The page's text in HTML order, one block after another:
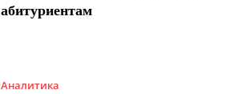
абитуриентам
Аналитика